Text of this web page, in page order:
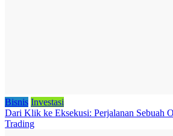
Bisnis Investasi
Dari Klik ke Eksekusi: Perjalanan Sebuah
Trading